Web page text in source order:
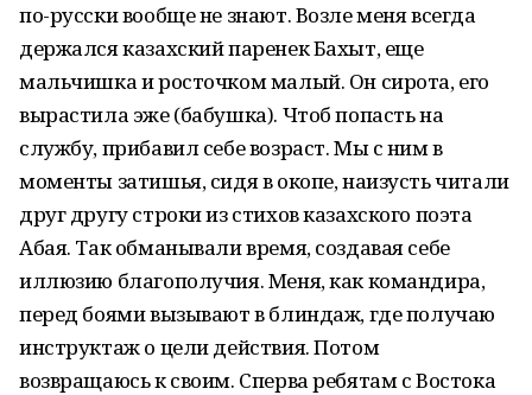
по-русски вообще не знают. Возле меня всегда
держался казахский паренек Бахыт, еще
мальчишка и росточком малый. Он сирота, его
вырастила эже (бабушка). Чтоб попасть на
службу, прибавил себе возраст. Мы с ним в
моменты затишья, сидя в окопе, наизусть читали
друг другу строки из стихов казахского поэта
Абая. Так обманывали время, создавая себе
иллюзию благополучия. Меня, как командира,
перед боями вызывают в блиндаж, где получаю
инструктаж о цели действия. Потом
возвращаюсь к своим. Сперва ребятам с Востока